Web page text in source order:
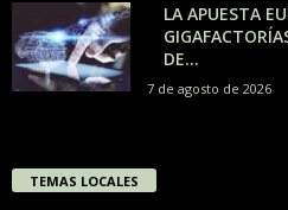
LA APUESTA
DE...
7 de agosto de 2026
TEMAS LOCALES